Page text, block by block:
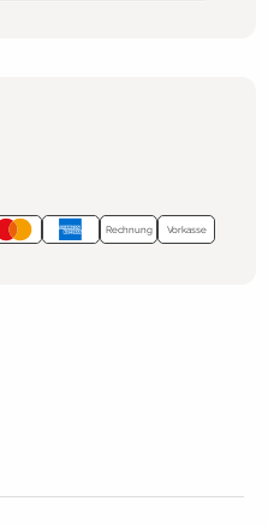
Rechnung Vorkasse